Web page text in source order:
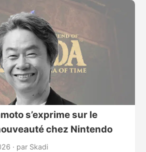
s’exprime sur le
chez Nintendo
· par Skadi